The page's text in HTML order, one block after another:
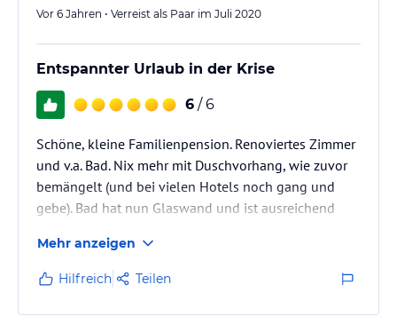
Vor 6 Jahren • Verreist als Paar im Juli 2020
Entspannter Urlaub in der Krise
6 / 6
Schöne, kleine Familienpension. Renoviertes Zimmer
und v.a. Bad. Nix mehr mit Duschvorhang, wie zuvor
bemängelt (und bei vielen Hotels noch gang und
gebe). Bad hat nun Glaswand und ist ausreichend
Personal, leckeres Essen und Frühstück (Corona
geschuldet kein Buffet).
Mehr anzeigen
Hilfreich Teilen